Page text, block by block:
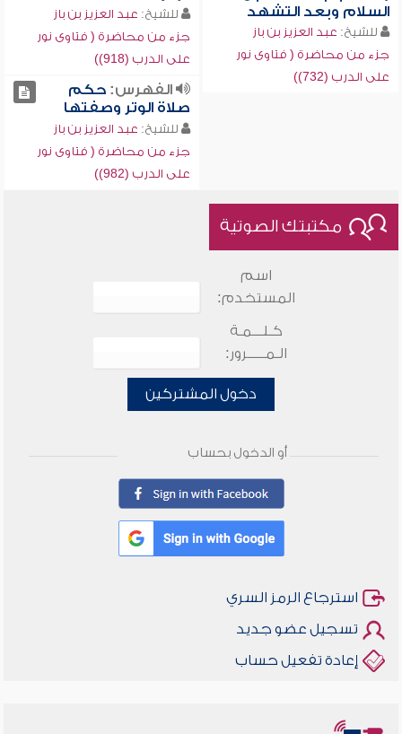
السلام وبعد التشهد
للشيخ: عبد العزيز بن باز
جزء من محاضرة ( فتاوى نور
على الدرب (732))
للشيخ: عبد العزيز بن باز
جزء من محاضرة ( فتاوى نور
على الدرب (918))
الفهرس:حكم
صلاة الوتر وصفتها
للشيخ: عبد العزيز بن باز
جزء من محاضرة ( فتاوى نور
على الدرب (982))
مكتبتك الصوتية
اسم
المستخدم:
كـلـــمـة
الـمـــــرور:
دخول المشتركين
أو الدخول بحساب
استرجاع الرمز السري
تسجيل عضو جديد
إعادة تفعيل حساب